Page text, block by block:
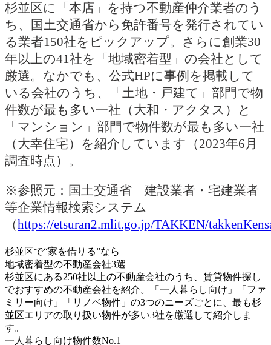
杉並区に「本店」を持つ不動産仲介業者のう
ち、国土交通省から免許番号を発行されてい
る業者150社をピックアップ。さらに創業30
年以上の41社を「地域密着型」の会社として
厳選。なかでも、公式HPに事例を掲載して
いる会社のうち、「土地・戸建て」部門で物
件数が最も多い一社（大和・アクタス）と
「マンション」部門で物件数が最も多い一社
（大幸住宅）を紹介しています（2023年6月
調査時点）。
※参照元：国土交通省 建設業者・宅建業者
等企業情報検索システム
（https://etsuran2.mlit.go.jp/TAKKEN/
杉並区で“家を借りる”なら
地域密着型の不動産会社3選
杉並区にある250社以上の不動産会社のうち、賃貸物件探し
でおすすめの不動産会社を紹介。「一人暮らし向け」「ファ
ミリー向け」「リノベ物件」の3つのニーズごとに、 最も杉
並区エリアの取り扱い物件が多い3社を厳選して紹介しま
す。
一人暮らし向け物件数No.1